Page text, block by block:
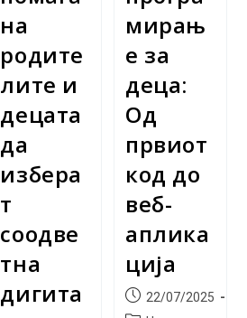
на
родите
лите и
децата
да
избера
т
соодве
тна
дигита
мирањ
е за
деца:
Од
првиот
код до
веб-
аплика
ција
Post
published:
22/07/2025